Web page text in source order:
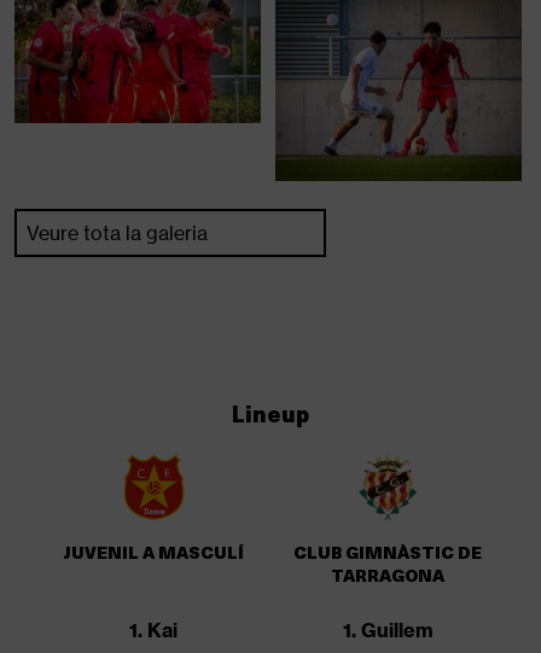
Veure tota la galeria
Lineup
JUVENIL A MASCULÍ
1. Kai
CLUB GIMNÀSTIC DE
TARRAGONA
1. Guillem